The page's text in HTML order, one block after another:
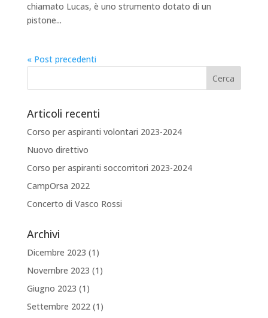
chiamato Lucas, è uno strumento dotato di un
pistone...
« Post precedenti
Articoli recenti
Corso per aspiranti volontari 2023-2024
Nuovo direttivo
Corso per aspiranti soccorritori 2023-2024
CampOrsa 2022
Concerto di Vasco Rossi
Archivi
Dicembre 2023 (1)
Novembre 2023 (1)
Giugno 2023 (1)
Settembre 2022(1)